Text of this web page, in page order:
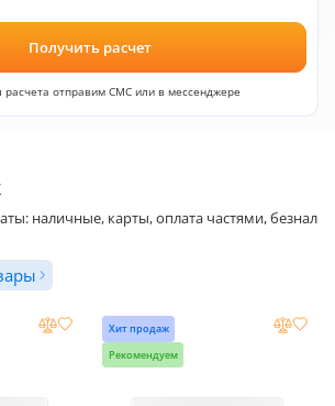
Получить расчет
расчета отправим СМС или в мессенджере
наличные, карты, оплата частями, безнал
Хит продаж
Рекомендуем